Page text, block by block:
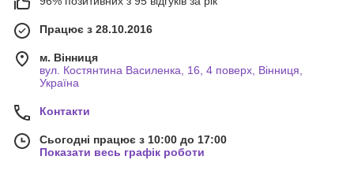
Працює з 28.10.2016
м. Вінниця
вул. Костянтина Василенка, 16, 4 поверх, Вінниця,
Україна
Контакти
Сьогодні працює з 10:00 до 17:00
Показати весь графік роботи